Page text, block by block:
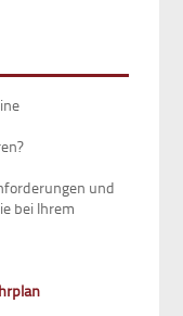
und
bei Ihrem